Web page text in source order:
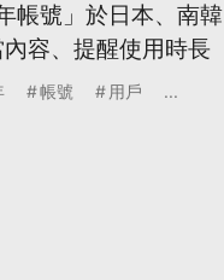
帳號」於日本、南韓
容、提醒使用時長
帳號 用戶 ...